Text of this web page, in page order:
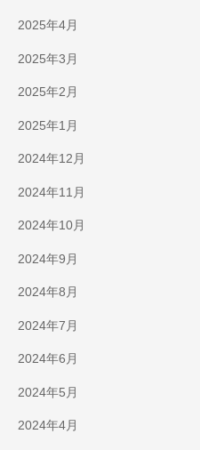
2025年4月
2025年3月
2025年2月
2025年1月
2024年12月
2024年11月
2024年10月
2024年9月
2024年8月
2024年7月
2024年6月
2024年5月
2024年4月